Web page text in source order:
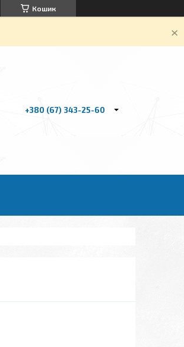
Кошик
+380 (67) 343-25-60